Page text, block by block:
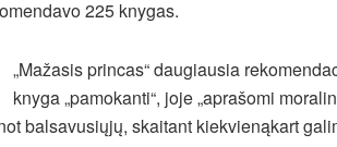
225 knygas.
„Mažasis princas“ daugiausia
knyga „pamokanti“, joje „aprašomi
balsavusiųjų, skaitant kiekvienąkart